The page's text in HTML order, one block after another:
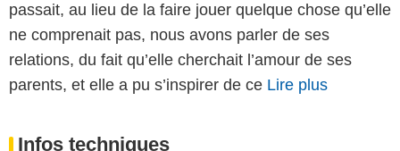
passait, au lieu de la faire jouer quelque chose qu’elle
ne comprenait pas, nous avons parler de ses
relations, du fait qu’elle cherchait l’amour de ses
parents, et elle a pu s’inspirer de ce Lire plus
Infos techniques